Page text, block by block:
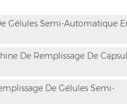
deux ans. Précision de
pour les tailles #000 à
ont passé la norme
service sur site porte-à-
une formation
Gélules Semi-Automatique
De Remplissage De
De Gélules Semi-